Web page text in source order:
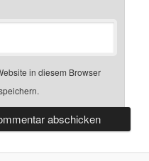
in diesem Browser